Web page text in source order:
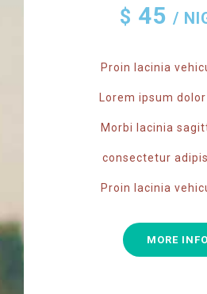
$ 45 /
Proin lacinia
Lorem ipsum
Morbi lacinia
consectetur
Proin lacinia
MORE INFO